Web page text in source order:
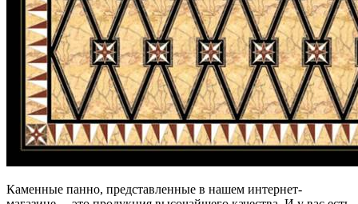
Каменные панно, представленные в нашем интернет-